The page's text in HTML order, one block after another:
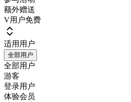
额外赠送
V用户免费
适用用户
全部用户
全部用户
游客
登录用户
体验会员